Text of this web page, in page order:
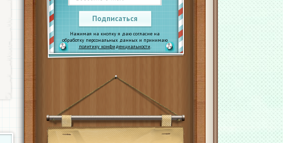
Подписаться
Нажимая на кнопку я даю согласие на
обработку персональных данных и принимаю
политику конфиденциальности.